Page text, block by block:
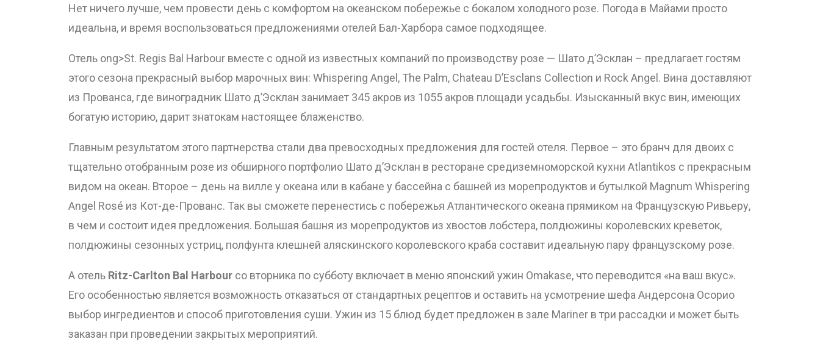
Нет ничего лучше, чем провести день с комфортом на океанском побережье с бокалом холодного розе. Погода в Майами просто
идеальна, и время воспользоваться предложениями отелей Бал-Харбора самое подходящее.
Отель ong>St. Regis Bal Harbour вместе с одной из известных компаний по производству розе — Шато д’Эсклан – предлагает гостям
этого сезона прекрасный выбор марочных вин: Whispering Angel, The Palm, Chateau D’Esclans Collection и Rock Angel. Вина доставляют
из Прованса, где виноградник Шато д’Эсклан занимает 345 акров из 1055 акров площади усадьбы. Изысканный вкус вин, имеющих
богатую историю, дарит знатокам настоящее блаженство.
Главным результатом этого партнерства стали два превосходных предложения для гостей отеля. Первое – это бранч для двоих с
тщательно отобранным розе из обширного портфолио Шато д’Эсклан в ресторане средиземноморской кухни Atlantikos с прекрасным
видом на океан. Второе – день на вилле у океана или в кабане у бассейна с башней из морепродуктов и бутылкой Magnum Whispering
Angel Rosé из Кот-де-Прованс. Так вы сможете перенестись с побережья Атлантического океана прямиком на Французскую Ривьеру,
в чем и состоит идея предложения. Большая башня из морепродуктов из хвостов лобстера, полдюжины королевских креветок,
полдюжины сезонных устриц, полфунта клешней аляскинского королевского краба составит идеальную пару французскому розе.
А отель Ritz-Carlton Bal Harbour со вторника по субботу включает в меню японский ужин Omakase, что переводится «на ваш вкус».
Его особенностью является возможность отказаться от стандартных рецептов и оставить на усмотрение шефа Андерсона Осорио
выбор ингредиентов и способ приготовления суши. Ужин из 15 блюд будет предложен в зале Mariner в три рассадки и может быть
заказан при проведении закрытых мероприятий.
ОТПРАВИТЬ